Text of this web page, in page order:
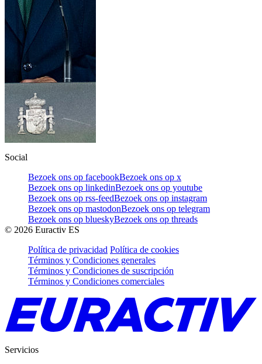
Social
Bezoek ons op facebookBezoek ons op x
Bezoek ons op linkedinBezoek ons op youtube
Bezoek ons op rss-feedBezoek ons op instagram
Bezoek ons op mastodonBezoek ons op telegram
Bezoek ons op blueskyBezoek ons op threads
© 2026 Euractiv ES
Política de privacidad Política de cookies
Términos y Condiciones generales
Términos y Condiciones de suscripción
Términos y Condiciones comerciales
Servicios